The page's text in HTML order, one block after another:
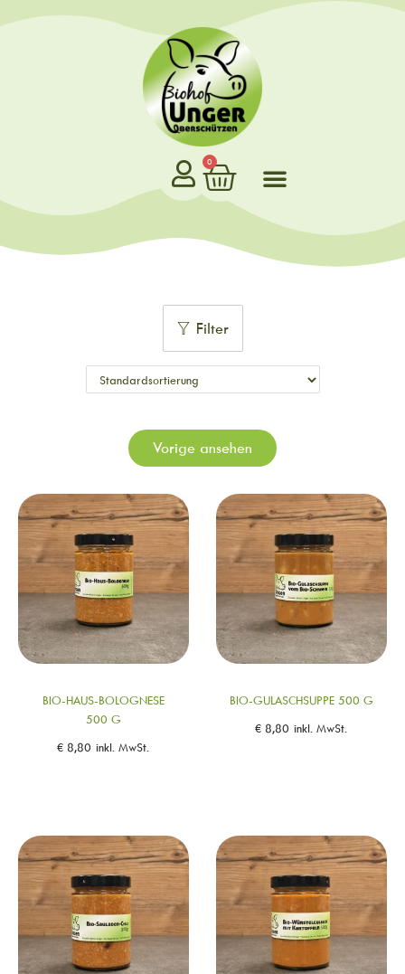
0
Vorige ansehen
Filter
BIO-HAUS-BOLOGNESE
500 G
€ 8,80 inkl. MwSt.
BIO-GULASCHSUPPE 500 G
€ 8,80 inkl. MwSt.